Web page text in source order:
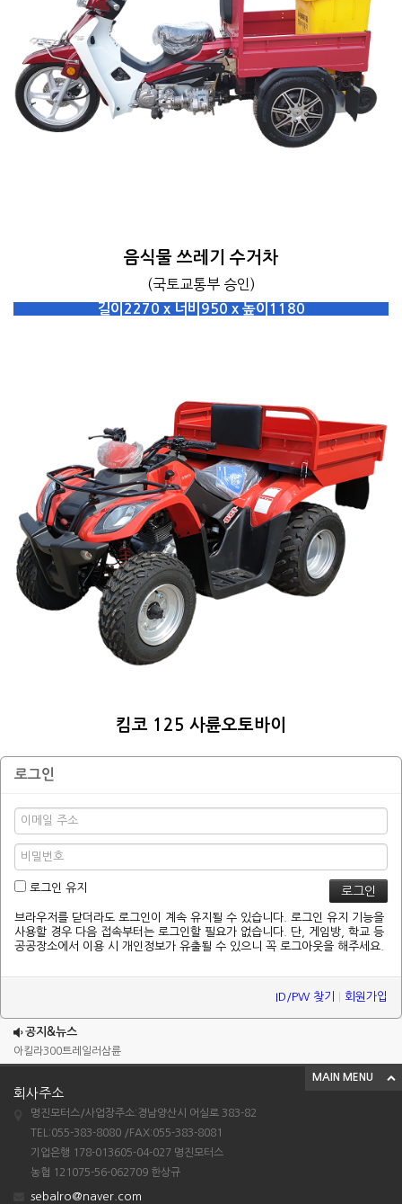
음식물 쓰레기 수거차
(국토교통부 승인)
길이2270 x 너비950 x 높이1180
킴코 125 사륜오토바이
로그인
로그인 유지
브라우저를 닫더라도 로그인이 계속 유지될 수 있습니다. 로그인 유지 기능을
사용할 경우 다음 접속부터는 로그인할 필요가 없습니다. 단, 게임방, 학교 등
공공장소에서 이용 시 개인정보가 유출될 수 있으니 꼭 로그아웃을 해주세요.
ID/PW 찾기 회원가입
공지&뉴스
엠보이 125cc삼륜
아킬라300트레일러삼륜
조이맥스125cc삼륜
엠보이 125cc삼륜
MAIN MENU
회사주소
명진모터스/사업장주소:경남양산시 어실로 383-82
TEL:055-383-8080 /FAX:055-383-8081
기업은행 178-013605-04-027 명진모터스
농협 121075-56-062709 한상규
sebalro@naver.com